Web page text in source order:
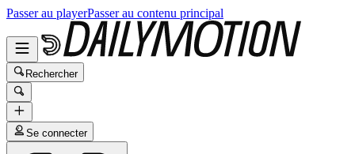
Passer au playerPasser au contenu principal
Rechercher
Se connecter